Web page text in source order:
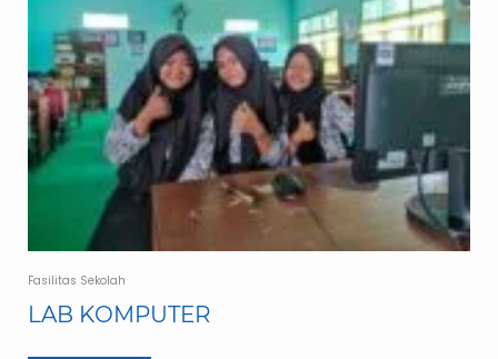
Fasilitas Sekolah
LAB KOMPUTER